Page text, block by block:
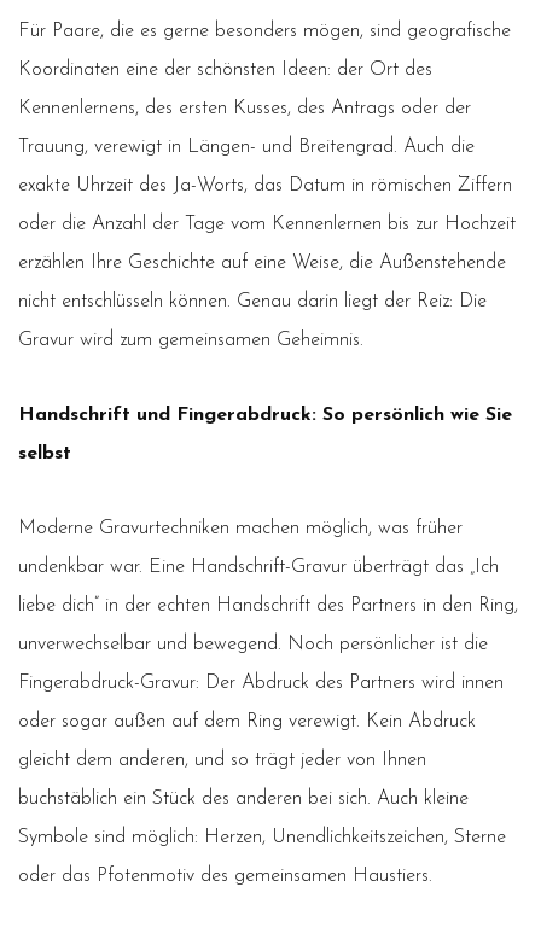
Für Paare, die es gerne besonders mögen, sind geografische
Koordinaten eine der schönsten Ideen: der Ort des
Kennenlernens, des ersten Kusses, des Antrags oder der
Trauung, verewigt in Längen- und Breitengrad. Auch die
exakte Uhrzeit des Ja-Worts, das Datum in römischen Ziffern
oder die Anzahl der Tage vom Kennenlernen bis zur Hochzeit
erzählen Ihre Geschichte auf eine Weise, die Außenstehende
nicht entschlüsseln können. Genau darin liegt der Reiz: Die
Gravur wird zum gemeinsamen Geheimnis.
Handschrift und Fingerabdruck: So persönlich wie Sie
selbst
Moderne Gravurtechniken machen möglich, was früher
undenkbar war. Eine Handschrift-Gravur überträgt das „Ich
liebe dich” in der echten Handschrift des Partners in den Ring,
unverwechselbar und bewegend. Noch persönlicher ist die
Fingerabdruck-Gravur: Der Abdruck des Partners wird innen
oder sogar außen auf dem Ring verewigt. Kein Abdruck
gleicht dem anderen, und so trägt jeder von Ihnen
buchstäblich ein Stück des anderen bei sich. Auch kleine
Symbole sind möglich: Herzen, Unendlichkeitszeichen, Sterne
oder das Pfotenmotiv des gemeinsamen Haustiers.